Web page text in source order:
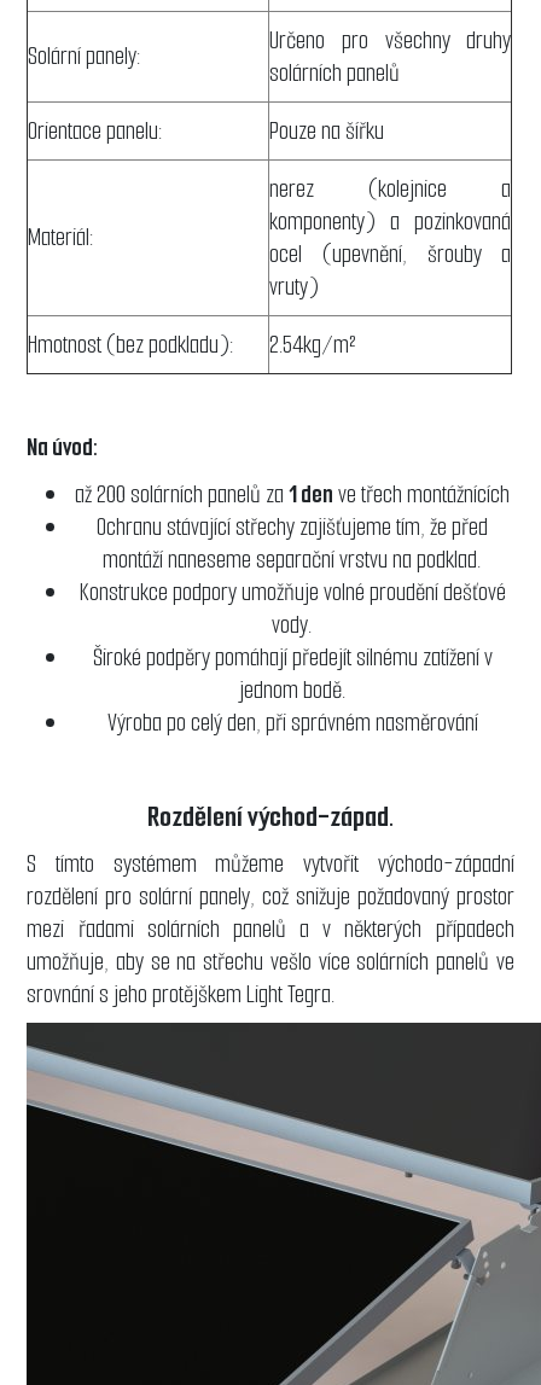
Solární panely:
Určeno pro všechny druhy
solárních panelů
Orientace panelu:
Pouze na šířku
Materiál:
nerez(kolejnice a
komponenty)a pozinkovaná
ocel(upevnění, šrouby a
vruty)
Hmotnost (bez podkladu):
2.54kg/m²
Na úvod:
až 200 solárních panelů za1 denve třech montážnících
Ochranu stávající střechy zajišťujeme tím, že před
montáží naneseme separační vrstvu na podklad.
Konstrukce podpory umožňuje volné proudění dešťové
vody.
Široké podpěry pomáhají předejít silnému zatížení v
jednom bodě.
Výroba po celý den, při správném nasměrování
Rozdělení východ-západ.
S tímto systémem můžeme vytvořit východo-západní
rozdělení pro solární panely, což snižuje požadovaný prostor
mezi řadami solárních panelů a v některých případech
umožňuje, aby se na střechu vešlo více solárních panelů ve
srovnání s jeho protějškem Light Tegra.